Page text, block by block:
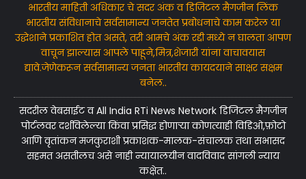
भारतीय माहिती अधिकार चे सदर अंक व डिजिटल मैगजीन लिंक
भारतीय संविधानाचे सर्वसामान्य जनतेत प्रबोधनाचे काम करेल या
उद्धेशाने प्रकाशित होत असते, तरी आमचे अंक रद्दी मध्ये न घालता आपण
वाचून झाल्यास आपले पाहूने,मित्र,शेजारी यांना वाचावयास
द्यावे.जेणेकरून सर्वसामान्य जनता भारतीय कायदयाने साक्षर सक्षम
बनेल..
सदरील वेबसाईट व All India RTi News Network डिजिटल मैगजीन
पोर्टलवर दर्शविलेल्या किंवा प्रसिद्ध होणाऱ्या कोणत्याही विडिओ,फ़ोटो
आणि वृतांकन मजकुराशी प्रकाशक-मालक-संचालक तथा सभासद
सहमत असतीलच असे नाही न्यायालयीन वादविवाद सांगली न्याय
कक्षेत..